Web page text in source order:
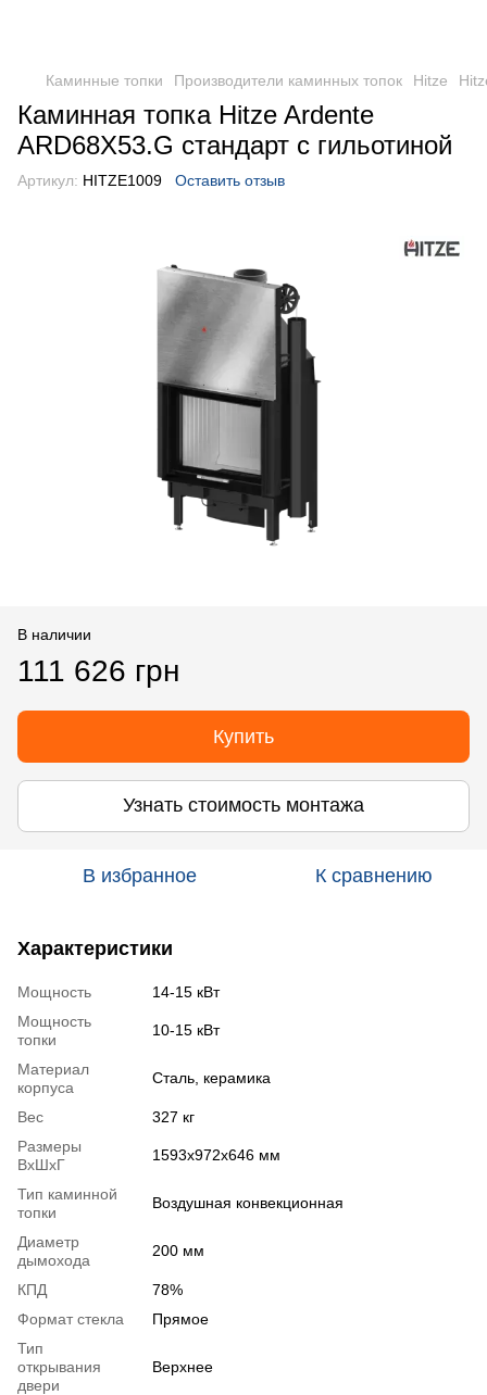
Каминные топки Производители каминных топок Hitze
Каминная топка Hitze Ardente
ARD68X53.G стандарт с гильотиной
Артикул: HITZE1009 Оставить отзыв
В наличии
111 626 грн
Купить
Узнать стоимость монтажа
В избранное К сравнению
Характеристики
Мощность
14-15 кВт
Мощность
топки
10-15 кВт
Материал
корпуса
Сталь, керамика
Вес
327 кг
Размеры
ВхШхГ
1593x972x646 мм
Тип каминной
топки
Воздушная конвекционная
Диаметр
дымохода
200 мм
КПД
78%
Формат стекла
Прямое
Тип
открывания
двери
Верхнее